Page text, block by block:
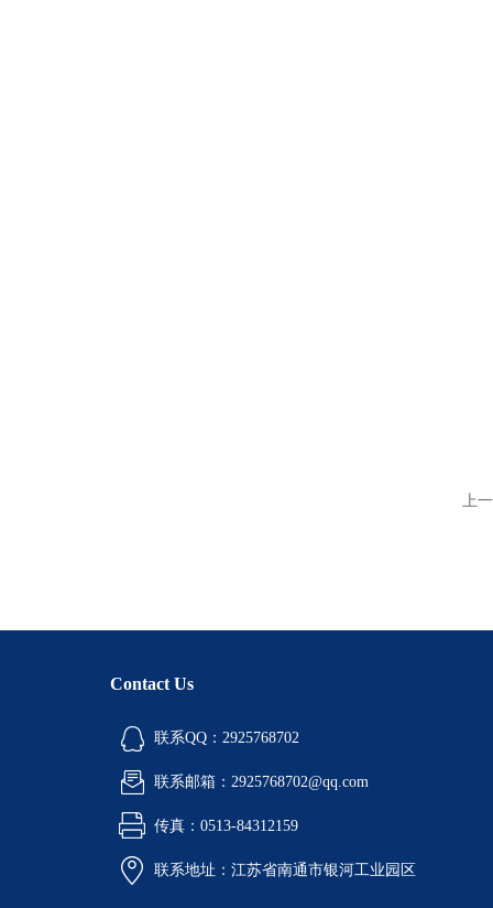
上
Contact Us
联系QQ：2925768702
联系邮箱：2925768702@qq.com
传真：0513-84312159
联系地址：江苏省南通市银河工业园区